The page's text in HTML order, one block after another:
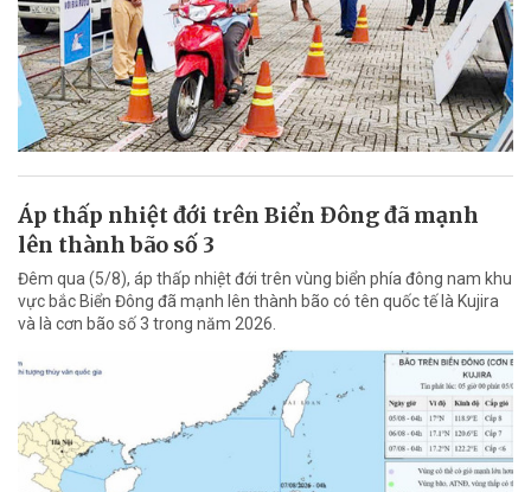
Áp thấp nhiệt đới trên Biển Đông đã mạnh
lên thành bão số 3
Đêm qua (5/8), áp thấp nhiệt đới trên vùng biển phía đông nam khu
vực bắc Biển Đông đã mạnh lên thành bão có tên quốc tế là Kujira
và là cơn bão số 3 trong năm 2026.